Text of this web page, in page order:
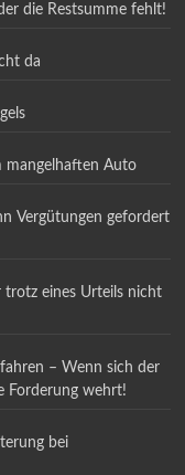
die Restsumme fehlt!
da
mangelhaften Auto
Vergütungen gefordert
trotz eines Urteils nicht
– Wenn sich der
Forderung wehrt!
bei